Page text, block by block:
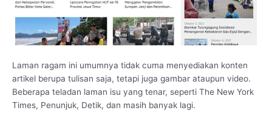
Laman ragam ini umumnya tidak cuma menyediakan konten
artikel berupa tulisan saja, tetapi juga gambar ataupun video.
Beberapa teladan laman isu yang tenar, seperti The New York
Times, Penunjuk, Detik, dan masih banyak lagi.